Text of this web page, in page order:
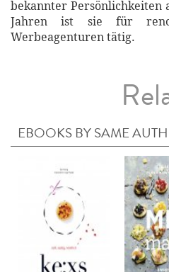
bekannter Persönlichkeiten
Jahren ist sie für
Werbeagenturen tätig.
EBOOKS BY SAME